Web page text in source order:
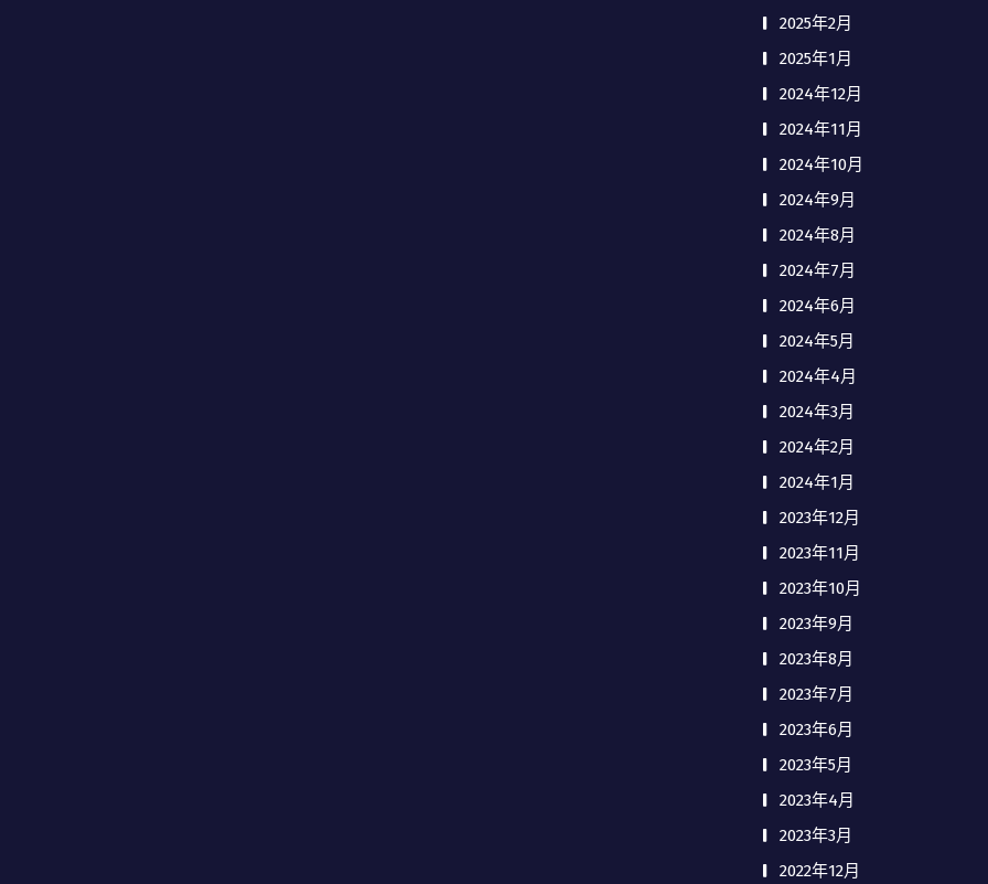
2025年2月
2025年1月
2024年12月
2024年11月
2024年10月
2024年9月
2024年8月
2024年7月
2024年6月
2024年5月
2024年4月
2024年3月
2024年2月
2024年1月
2023年12月
2023年11月
2023年10月
2023年9月
2023年8月
2023年7月
2023年6月
2023年5月
2023年4月
2023年3月
2022年12月